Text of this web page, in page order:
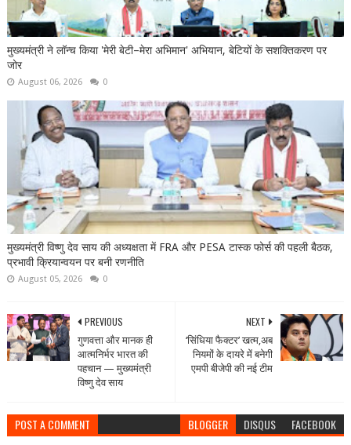
मुख्यमंत्री ने लॉन्च किया 'मेरी बेटी–मेरा अभिमान' अभियान, बेटियों के सशक्तिकरण पर
जोर
August 06, 2026 0
मुख्यमंत्री विष्णु देव साय की अध्यक्षता में FRA और PESA टास्क फोर्स की पहली बैठक,
प्रभावी क्रियान्वयन पर बनी रणनीति
August 05, 2026 0
NEXT
‘सिंधिया फैक्टर’ खत्म,अब
नियमों के दायरे में बनेगी
एमपी बीजेपी की नई टीम
PREVIOUS
गुणवत्ता और मानक ही
आत्मनिर्भर भारत की
पहचान — मुख्यमंत्री
विष्णु देव साय
POST A COMMENT BLOGGER DISQUS FACEBOOK